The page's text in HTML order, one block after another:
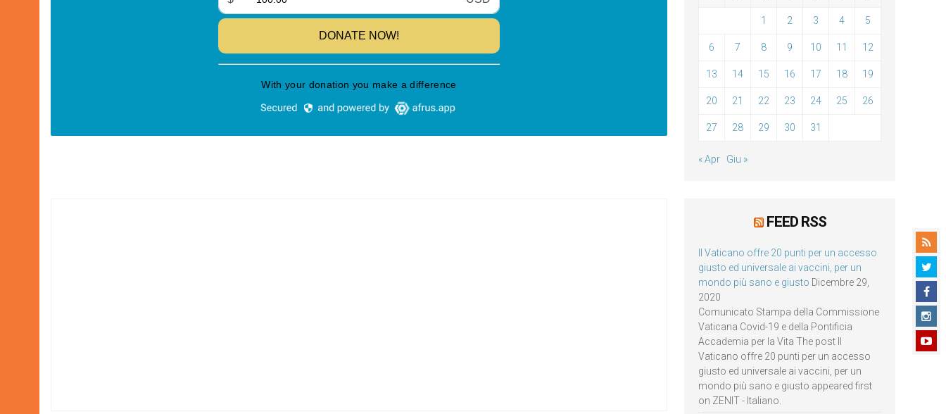
1 2 3 4 5
6 7 8 9 10 11 12
13 14 15 16 17 18 19
20 21 22 23 24 25 26
27 28 29 30 31
« Apr Giu »
FEED RSS
Il Vaticano offre 20 punti per un accesso
giusto ed universale ai vaccini, per un
mondo più sano e giusto Dicembre 29,
2020
Comunicato Stampa della Commissione
Vaticana Covid-19 e della Pontificia
Accademia per la Vita The post Il
Vaticano offre 20 punti per un accesso
giusto ed universale ai vaccini, per un
mondo più sano e giusto appeared first
on ZENIT - Italiano.